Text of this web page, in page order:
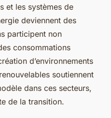
et les systèmes de
deviennent des
participent non
consommations
d’environnements
soutiennent
dans ces secteurs,
de la transition.